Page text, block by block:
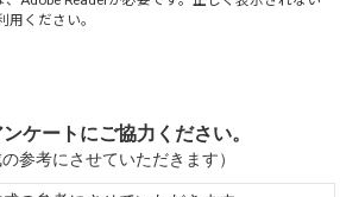
用ください。